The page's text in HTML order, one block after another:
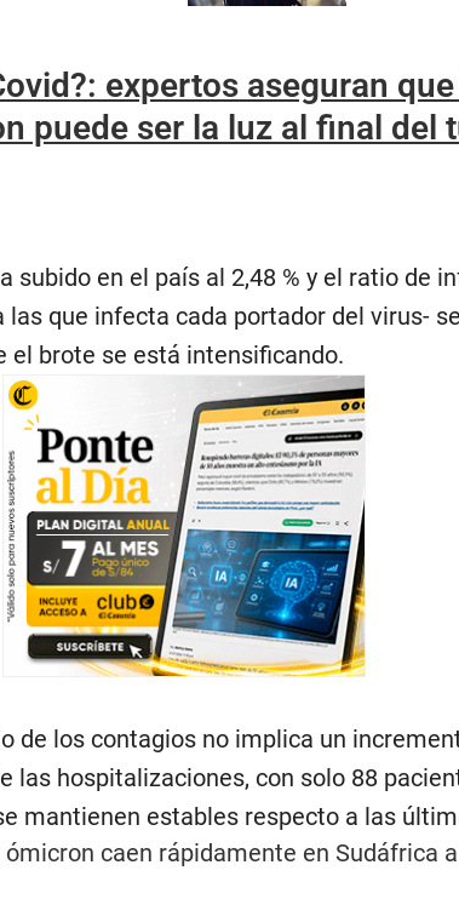
expertos aseguran que
puede ser la luz al final del
subido en el país al 2,48 % y el ratio de
las que infecta cada portador del virus-
el brote se está intensificando.
de los contagios no implica un
las hospitalizaciones, con solo 88
mantienen estables respecto a las
caen rápidamente en Sudáfrica